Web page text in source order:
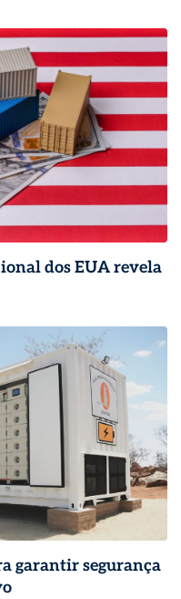
dos EUA revela
garantir segurança